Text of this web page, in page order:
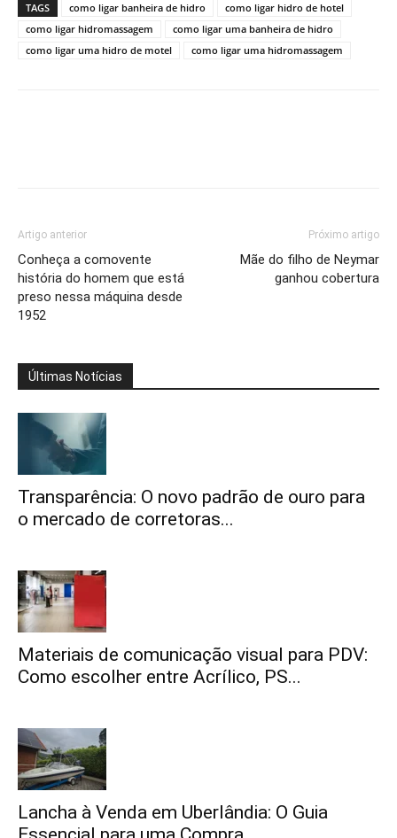
TAGS como ligar banheira de hidro
como ligar hidro de hotel
como ligar hidromassagem
como ligar uma banheira de hidro
como ligar uma hidro de motel
como ligar uma hidromassagem
Artigo anterior
Conheça a comovente
história do homem que está
preso nessa máquina desde
1952
Próximo artigo
Mãe do filho de Neymar
ganhou cobertura
Últimas Notícias
Transparência: O novo padrão de ouro para
o mercado de corretoras...
Materiais de comunicação visual para PDV:
Como escolher entre Acrílico, PS...
Lancha à Venda em Uberlândia: O Guia